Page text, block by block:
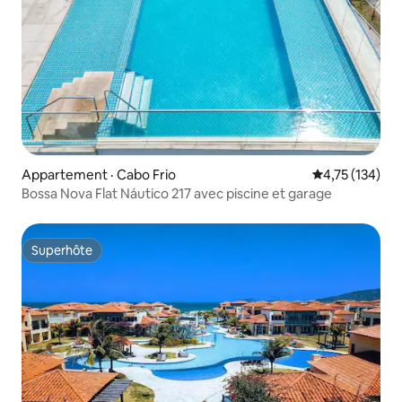
Appartement · Cabo Frio Note
4,75 (134)
Bossa Nova Flat Náutico 217 avec piscine et garage
Superhôte
Superhôte